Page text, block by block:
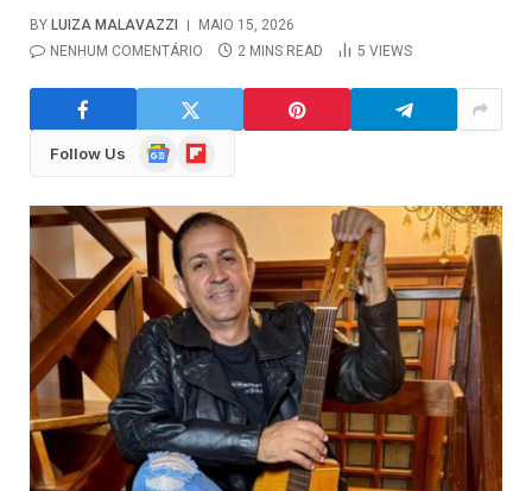
BY LUIZA MALAVAZZI
MAIO 15, 2026
NENHUM COMENTÁRIO
2 MINS READ 5 VIEWS
Follow Us
GoogleFlipboard